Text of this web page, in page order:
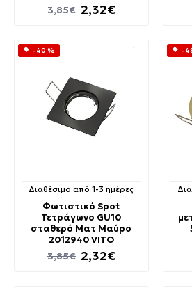
2,32€
3,85€
-40 %
Διαθέσιμο από 1-3 ημέρες
Φωτιστικό Spot
Τετράγωνο GU10
σταθερό Ματ Μαύρο
2012940 VITO
2,32€
3,85€
-